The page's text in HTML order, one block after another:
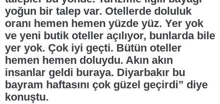
yoğun bir talep var. Otellerde doluluk
oranı hemen hemen yüzde yüz. Yer yok
ve yeni butik oteller açılıyor, bunlarda bile
yer yok. Çok iyi geçti. Bütün oteller
hemen hemen doluydu. Akın akın
insanlar geldi buraya. Diyarbakır bu
bayram haftasını çok güzel geçirdi” diye
konuştu.